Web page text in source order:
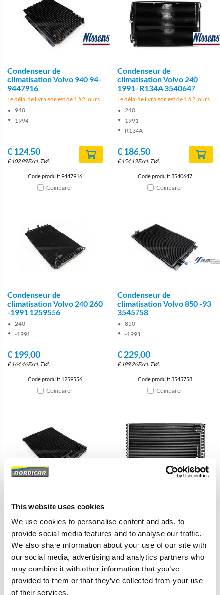
This website uses cookies
We use cookies to personalise content and ads, to
provide social media features and to analyse our traffic.
We also share information about your use of our site with
our social media, advertising and analytics partners who
may combine it with other information that you’ve
provided to them or that they’ve collected from your use
of their services.
Brand
Condenseur de
climatisation Volvo 940 94-
9447916
Le délai de livraison est de 1 à 2 jours
940
1994-
€124,50
€102,89 Excl. TVA
Code produit: 9447916
Comparer
Brand
Condenseur de
climatisation Volvo 240
1991- R134A 3540647
Le délai de livraison est de 1 à 2 jours
240
1991-
R134A
€186,50
€154,13 Excl. TVA
Code produit: 3540647
Comparer
Condenseur de
climatisation Volvo 240 260
-1991 1259556
240
-1991
€199,00
€164,46 Excl. TVA
Code produit: 1259556
Comparer
brand
Condenseur de
climatisation Volvo 850 -93
3545758
850
-1993
€229,00
€189,26 Excl. TVA
Code produit: 3545758
Comparer
climatisation Volvo 740 760
740 760 940 960
1989-1991
€249,25
205,99 Excl. TVA
Code produit: 1388737
Brand
Le délai de livraison est de 2 à 4 jours
740 760 780
€273,75
€226,24Excl. TVA
Code produit: 1362149